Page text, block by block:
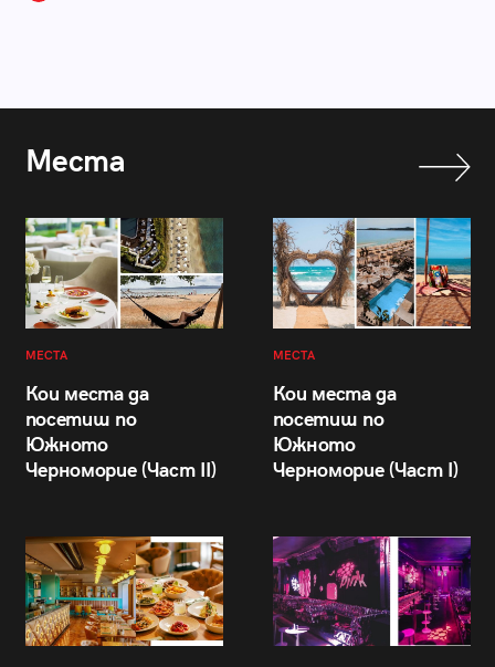
Места
МЕСТА
Кои места да
посетиш по
Южното
Черноморие (Част II)
МЕСТА
Кои места да
посетиш по
Южното
Черноморие (Част I)